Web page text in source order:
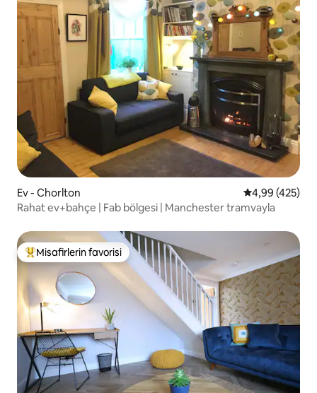
Ev - Chorlton 5 üzerinden
4,99 (425)
Rahat ev+bahçe | Fab bölgesi | Manchester tramvayla
Misafirlerin favorilerinden en beğenilenler arasında
Misafirlerin favorisi